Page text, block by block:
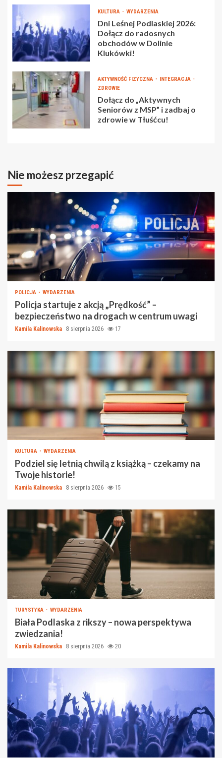
KULTURA WYDARZENIA
Dni Leśnej Podlaskiej 2026:
Dołącz do radosnych
obchodów w Dolinie
Klukówki!
AKTYWNOŚĆ FIZYCZNA
INTEGRACJA
ZDROWIE
Dołącz do „Aktywnych
Seniorów z MSP” i zadbaj o
zdrowie w Tłuśćcu!
Nie możesz przegapić
POLICJA WYDARZENIA
Policja startuje z akcją „Prędkość” –
bezpieczeństwo na drogach w centrum uwagi
Kamila Kalinowska 8 sierpnia 2026 17
KULTURA WYDARZENIA
Podziel się letnią chwilą z książką – czekamy na
Twoje historie!
Kamila Kalinowska 8 sierpnia 2026 15
TURYSTYKA WYDARZENIA
Biała Podlaska z rikszy – nowa perspektywa
zwiedzania!
Kamila Kalinowska 8 sierpnia 2026 20